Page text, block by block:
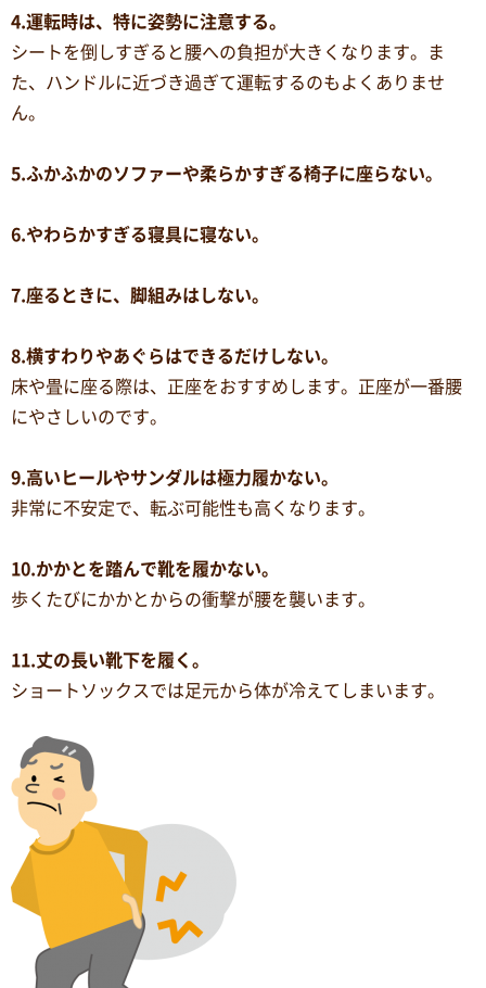
4.運転時は、特に姿勢に注意する。
シートを倒しすぎると腰への負担が大きくなります。ま
た、ハンドルに近づき過ぎて運転するのもよくありませ
ん。
5.ふかふかのソファーや柔らかすぎる椅子に座らない。
6.やわらかすぎる寝具に寝ない。
7.座るときに、脚組みはしない。
8.横すわりやあぐらはできるだけしない。
床や畳に座る際は、正座をおすすめします。正座が一番腰
にやさしいのです。
9.高いヒールやサンダルは極力履かない。
非常に不安定で、転ぶ可能性も高くなります。
10.かかとを踏んで靴を履かない。
歩くたびにかかとからの衝撃が腰を襲います。
11.丈の長い靴下を履く。
ショートソックスでは足元から体が冷えてしまいます。